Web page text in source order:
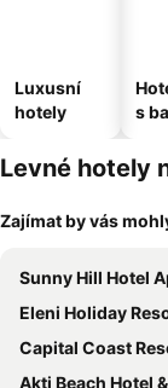
Luxusní
hotely
s
Levné hotely
Zajímat by vás
Sunny Hill Hotel
Eleni Holiday
Capital Coast
Akti Beach Hotel &